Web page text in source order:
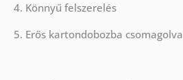
4. Könnyű felszerelés
5. Erős kartondobozba csomagolva